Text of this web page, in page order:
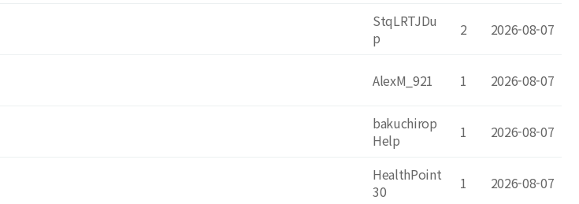
StqLRTJDu
p
2 2026-08-07
AlexM_921 1 2026-08-07
bakuchirop
Help
1 2026-08-07
HealthPoint
30
1 2026-08-07